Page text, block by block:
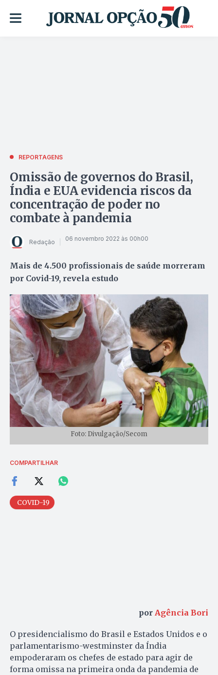
REPORTAGENS
Omissão de governos do Brasil,
Índia e EUA evidencia riscos da
concentração de poder no
combate à pandemia
Redação 06 novembro 2022 às 00h00
Mais de 4.500 profissionais de saúde morreram
por Covid-19, revela estudo
Foto: Divulgação/Secom
COMPARTILHAR
COVID-19
por Agência Bori
O presidencialismo do Brasil e Estados Unidos e o
parlamentarismo-westminster da Índia
empoderaram os chefes de estado para agir de
forma omissa na primeira onda da pandemia de